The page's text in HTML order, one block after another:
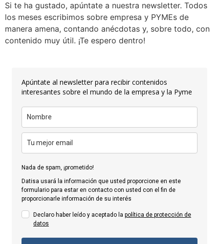
Si te ha gustado, apúntate a nuestra newsletter. Todos
los meses escribimos sobre empresa y PYMEs de
manera amena, contando anécdotas y, sobre todo, con
contenido muy útil. ¡Te espero dentro!
Apúntate al newsletter para recibir contenidos
interesantes sobre el mundo de la empresa y la Pyme
Nada de spam, ¡prometido!
Datisa usará la información que usted proporcione en este
formulario para estar en contacto con usted con el fin de
proporcionarle información de su interés
Declaro haber leído y aceptado la política de protección de
datos